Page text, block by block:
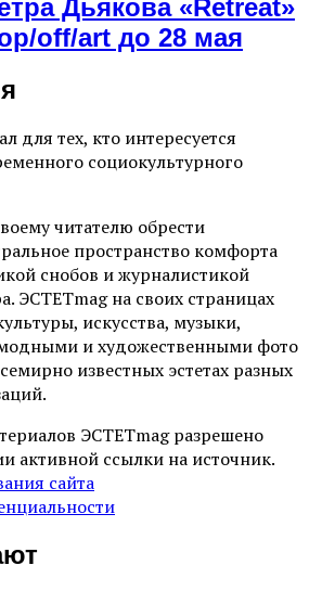
Дьякова «Retreat»
off/art до 28 мая
для тех, кто интересуется
социокультурного
читателю обрести
пространство комфорта
снобов и журналистикой
ЭСТЕТmag на своих страницах
искусства, музыки,
и художественными фото
известных эстетах разных
ЭСТЕТmag разрешено
активной ссылки на источник.
сайта